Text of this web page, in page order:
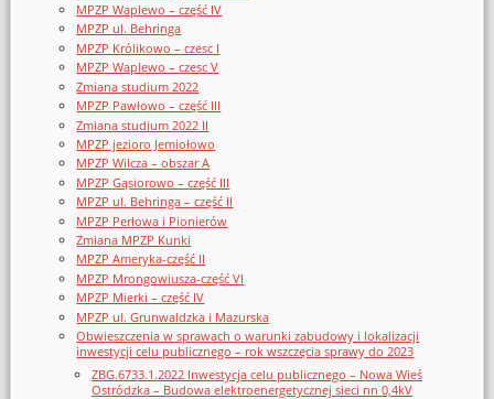
MPZP Waplewo – część IV
MPZP ul. Behringa
MPZP Królikowo – czesc I
MPZP Waplewo – czesc V
Zmiana studium 2022
MPZP Pawłowo – część III
Zmiana studium 2022 II
MPZP jezioro Jemiołowo
MPZP Wilcza – obszar A
MPZP Gąsiorowo – część III
MPZP ul. Behringa – część II
MPZP Perłowa i Pionierów
Zmiana MPZP Kunki
MPZP Ameryka-część II
MPZP Mrongowiusza-część VI
MPZP Mierki – część IV
MPZP ul. Grunwaldzka i Mazurska
Obwieszczenia w sprawach o warunki zabudowy i lokalizacji
inwestycji celu publicznego – rok wszczęcia sprawy do 2023
ZBG.6733.1.2022 Inwestycja celu publicznego – Nowa Wieś
Ostródzka – Budowa elektroenergetycznej sieci nn 0,4kV